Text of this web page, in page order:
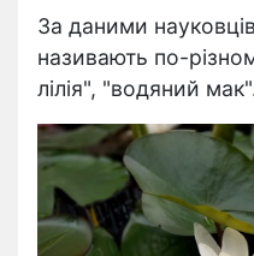
За даними
називають по-
лілія", "водяний